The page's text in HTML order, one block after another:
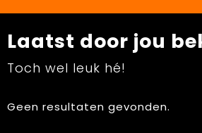
Laatst door jou
Toch wel leuk hé!
Geen resultaten gevonden.